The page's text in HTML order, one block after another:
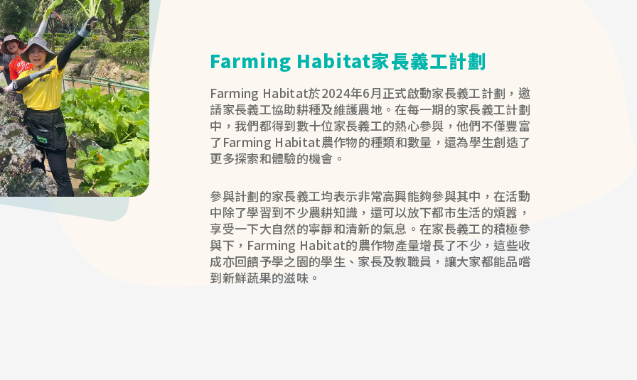
Farming Habitat家長義工計劃
Farming Habitat於2024年6月正式啟動家長義工計劃，邀
請家長義工協助耕種及維護農地。在每一期的家長義工計劃
中，我們都得到數十位家長義工的熱心參與，他們不僅豐富
了Farming Habitat農作物的種類和數量，還為學生創造了
更多探索和體驗的機會。
參與計劃的家長義工均表示非常高興能夠參與其中，在活動
中除了學習到不少農耕知識，還可以放下都市生活的煩囂，
享受一下大自然的寧靜和清新的氣息。在家長義工的積極參
與下，Farming Habitat的農作物產量增長了不少，這些收
成亦回饋予學之園的學生、家長及教職員，讓大家都能品嚐
到新鮮蔬果的滋味。